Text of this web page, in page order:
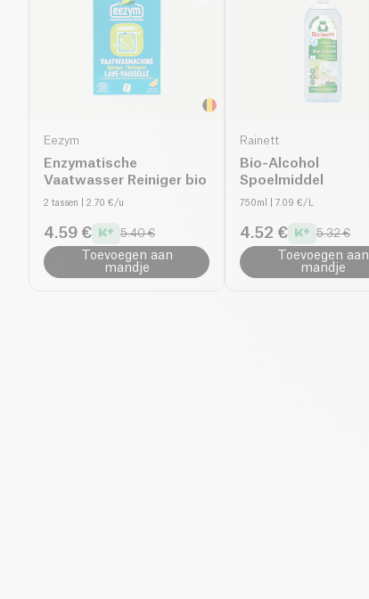
Eezym
Enzymatische
Vaatwasser Reiniger bio
2 tassen | 2.70 €/u
4.59 € 5.40 €
Toevoegen aan
mandje
Rainett
Bio-Alcohol
Spoelmiddel
750ml | 7.09 €/L
4.52 € 5.32 €
Toevoegen aan
mandje